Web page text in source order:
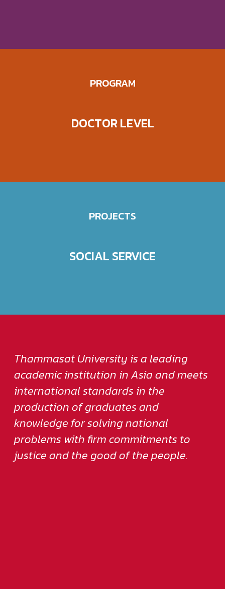
PROGRAM
DOCTOR LEVEL
PROJECTS
SOCIAL SERVICE
Thammasat University is a leading
academic institution in Asia and meets
international standards in the
production of graduates and
knowledge for solving national
problems with firm commitments to
justice and the good of the people.